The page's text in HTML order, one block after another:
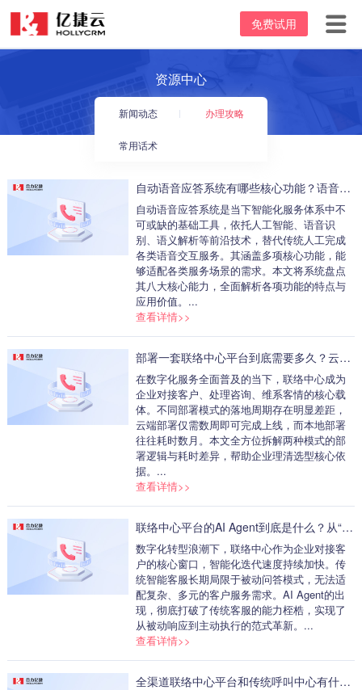
免费试用
客服电话系统
电话外呼系统
外呼机器人
客户案例
资源中心
新闻动态
常用话术
关于我们
发展里程碑
联系我们
资源中心
新闻动态 办理攻略
常用话术
自动语音应答系统有哪些核心功能？语音导航、智能路由、多轮对话等8大能力盘点
自动语音应答系统是当下智能化服务体系中不
可或缺的基础工具，依托人工智能、语音识
别、语义解析等前沿技术，替代传统人工完成
各类语音交互服务。其涵盖多项核心功能，能
够适配各类服务场景的需求。本文将系统盘点
其八大核心能力，全面解析各项功能的特点与
应用价值。...
查看详情>>
部署一套联络中心平台到底需要多久？云端数周vs本地数月，差距究竟在哪里
在数字化服务全面普及的当下，联络中心成为
企业对接客户、处理咨询、维系客情的核心载
体。不同部署模式的落地周期存在明显差距，
云端部署仅需数周即可完成上线，而本地部署
往往耗时数月。本文全方位拆解两种模式的部
署逻辑与耗时差异，帮助企业理清选型核心依
据。...
查看详情>>
联络中心平台的AI Agent到底是什么？从“被动应答”到“主动执行”，它真能替代人工坐席吗
数字化转型浪潮下，联络中心作为企业对接客
户的核心窗口，智能化迭代速度持续加快。传
统智能客服长期局限于被动问答模式，无法适
配复杂、多元的客户服务需求。AI Agent的出
现，彻底打破了传统客服的能力桎梏，实现了
从被动响应到主动执行的范式革新。...
查看详情>>
全渠道联络中心平台和传统呼叫中心有什么区别？电话、微信、邮件，真能在同一平台打通吗